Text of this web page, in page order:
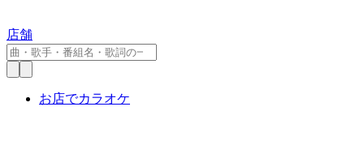
店舗
お店でカラオケ